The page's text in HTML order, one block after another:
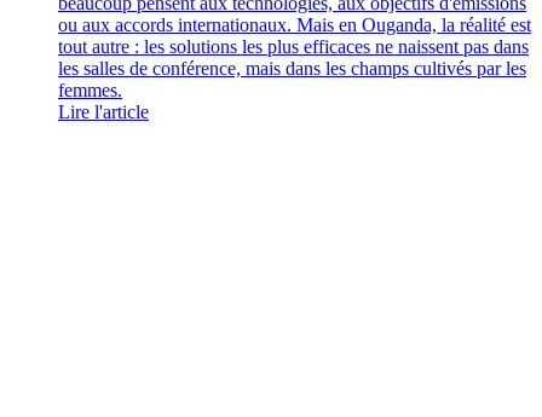
ou aux accords internationaux. Mais en Ouganda, la réalité est
tout autre : les solutions les plus efficaces ne naissent pas dans
les salles de conférence, mais dans les champs cultivés par les
femmes.
Lire l'article